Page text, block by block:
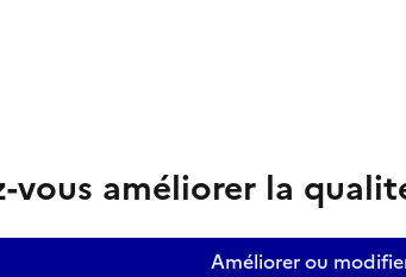
vous améliorer la
Améliorer ou